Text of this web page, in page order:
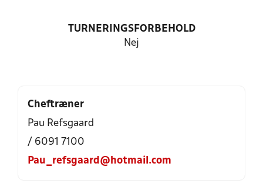
TURNERINGSFORBEHOLD
Nej
Cheftræner
Pau Refsgaard
/ 6091 7100
Pau_refsgaard@hotmail.com